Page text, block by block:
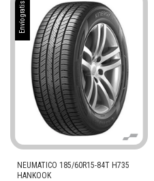
Envío gratis
NEUMATICO 185/60R15-84T H735
HANKOOK